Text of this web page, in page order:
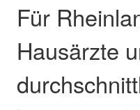
Für
Hausärzte